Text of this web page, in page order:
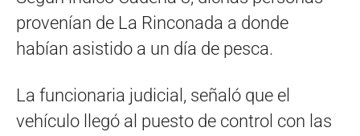
provenían de La Rinconada a donde
habían asistido a un día de pesca.
La funcionaria judicial, señaló que el
vehículo llegó al puesto de control con las